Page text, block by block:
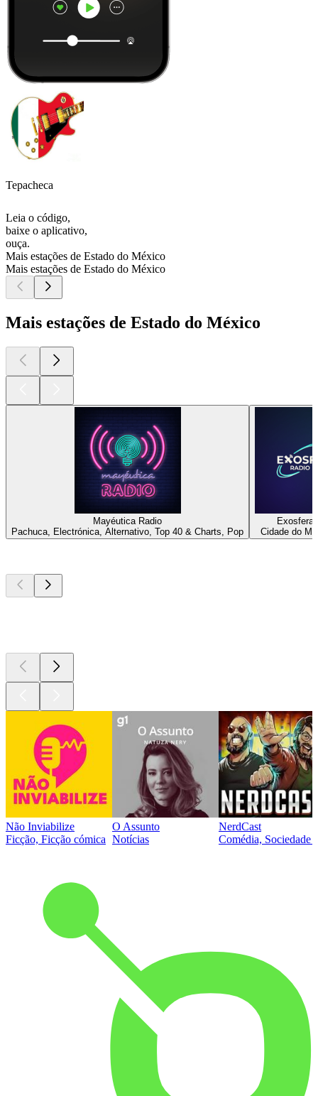
Tepacheca
Leia o código,
baixe o aplicativo,
ouça.
Mais estações de Estado do México
Mais estações de Estado do México
Mais estações de Estado do México
Mayéutica Radio
Pachuca, Electrónica, Alternativo, Top 40 & Charts, Pop
Exosfera
Cidade do
Não Inviabilize
Ficção, Ficção cómica
O Assunto
Notícias
NerdCast
Comédia, Sociedade